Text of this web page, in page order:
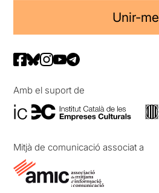
Unir-me
Amb el suport de
Mitjà de comunicació associat a